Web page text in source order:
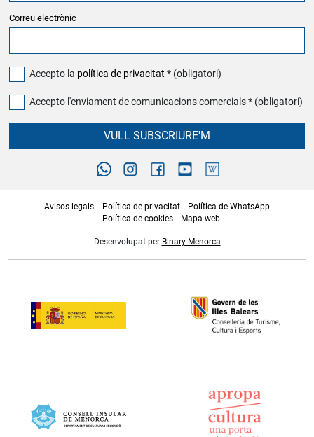
Correu electrònic
Accepto la política de privacitat * (obligatori)
Accepto l'enviament de comunicacions comercials * (obligatori)
VULL SUBSCRIURE'M
Avisos legals Política de privacitat
Política de WhatsApp
Política de cookies
Mapa web
Desenvolupat per Binary Menorca